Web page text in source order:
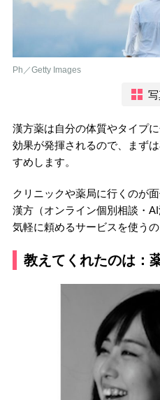
Ph／Getty Images
漢方薬は自分の体質やタイプ
効果が発揮されるので、まず
すめします。
クリニックや薬局に行くのが
漢方（オンライン個別相談・
気軽に頼めるサービスを使うの
教えてくれたのは：